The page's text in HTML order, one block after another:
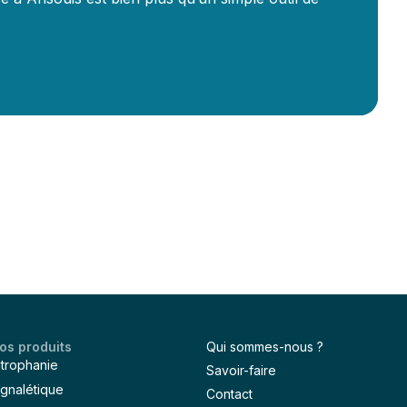
produits
Qui sommes-nous ?
Savoir-faire
Contact